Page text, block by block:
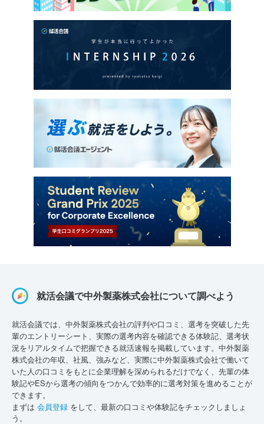
就活会議で中外製薬株式会社について調べよう
就活会議では、中外製薬株式会社の評判や口コミ、選考を突破した先
輩のエントリーシート、実際の選考内容を確認できる体験記、選考状
況をリアルタイムで把握できる就活速報を掲載しています。中外製薬
株式会社の年収、社風、強みなど、実際に中外製薬株式会社で働いて
いた人の口コミをもとに企業理解を深められるだけでなく、先輩の体
験記やESから選考の傾向をつかんで効率的に選考対策を進めることが
できます。
まずは 会員登録 をして、最新の口コミや体験記をチェックしましょ
う。